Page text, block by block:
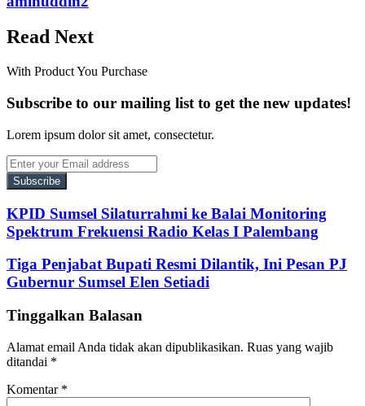
Read Next
With Product You Purchase
Subscribe to our mailing list to get the new updates!
Lorem ipsum dolor sit amet, consectetur.
Enter
your
Email
address
KPID Sumsel Silaturrahmi ke Balai Monitoring
Spektrum Frekuensi Radio Kelas I Palembang
Tiga Penjabat Bupati Resmi Dilantik, Ini Pesan PJ
Gubernur Sumsel Elen Setiadi
Tinggalkan Balasan
Alamat email Anda tidak akan dipublikasikan. Ruas yang wajib
ditandai *
Komentar *